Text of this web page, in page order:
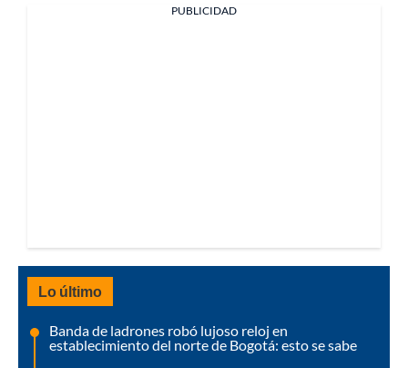
PUBLICIDAD
Lo último
Banda de ladrones robó lujoso reloj en
establecimiento del norte de Bogotá: esto se sabe